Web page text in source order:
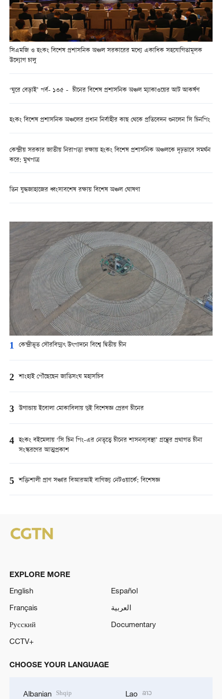
সিএমজি ও হংকং বিশেষ প্রশাসনিক অঞ্চল সরকারের মধ্যে একাধিক সহযোগিতামূলক
উদ্যোগ চালু
‘ঘুরে বেড়াই’ পর্ব- ১৩৫ - চীনের বিশেষ প্রশাসনিক অঞ্চল ম্যাকাওয়ের আট আকর্ষণ
হংকং বিশেষ প্রশাসনিক অঞ্চলের প্রধান নির্বাহীর কাছ থেকে প্রতিবেদন শুনলেন সি চিনপিং
কেন্দ্রীয় সরকার জাতীয় নিরাপত্তা রক্ষায় হংকং বিশেষ প্রশাসনিক অঞ্চলকে দৃঢ়ভাবে সমর্থন
করে: মুখপাত্র
তিন যুদ্ধজাহাজের ধ্বংসাবশেষ রক্ষায় বিশেষ অঞ্চল ঘোষণা
1 কেন্দ্রীভূত সৌরবিদ্যুৎ উৎপাদনে বিশ্বে দ্বিতীয় চীন
2 শাংহাই পৌঁছেছেন জাতিসংঘ মহাসচিব
3 উগান্ডায় ইবোলা মোকাবিলায় দুই বিশেষজ্ঞ প্রেরণ চীনের
4 হংকং বইমেলায় ‘সি চিন পিং-এর নেতৃত্বে চীনের শাসনব্যবস্থা’ গ্রন্থের প্রথাগত চীনা
সংস্করণের আত্মপ্রকাশ
5 শক্তিশালী প্রাণ সঞ্চার বিআরআই বাণিজ্য নেটওয়ার্কে: বিশেষজ্ঞ
EXPLORE MORE
English
Español
Français
العربية
Русский
Documentary
CCTV+
CHOOSE YOUR LANGUAGE
Albanian Shqip Lao ລາວ